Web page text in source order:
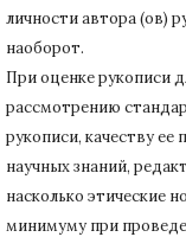
личности автора (ов)
наоборот.
При оценке рукописи
рассмотрению
рукописи, качеству ее
научных знаний,
насколько этические
минимуму при